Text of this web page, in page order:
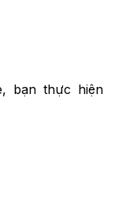
bạn thực hiện